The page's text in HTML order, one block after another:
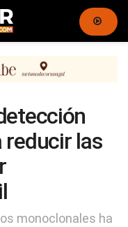
reducir las
monoclonales ha